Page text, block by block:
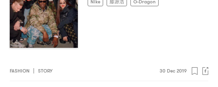
Nike 藤源浩 G-Dragon
FASHION STORY 30 Dec 2019